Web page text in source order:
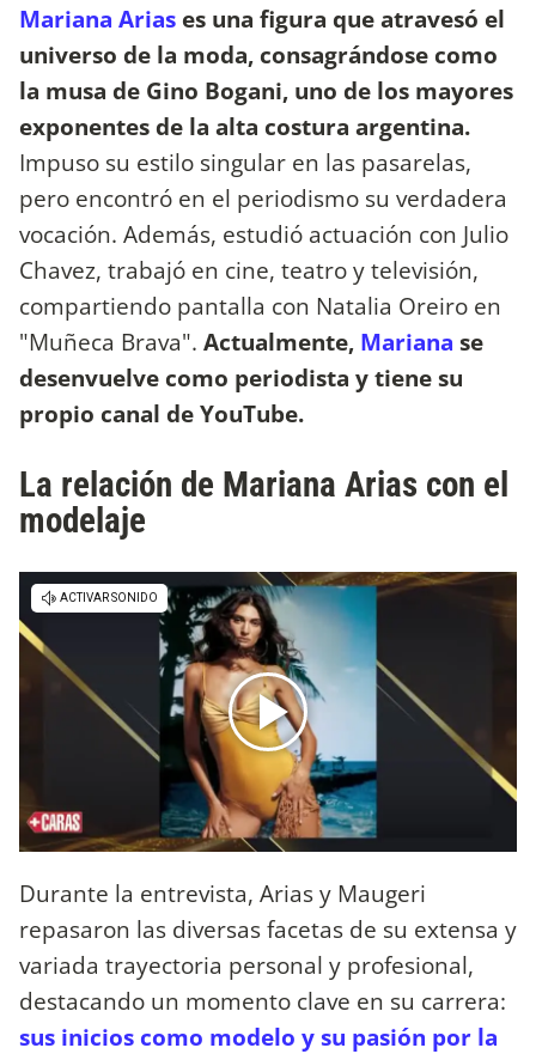
Mariana Arias es una figura que atravesó el
universo de la moda, consagrándose como
la musa de Gino Bogani, uno de los mayores
exponentes de la alta costura argentina.
Impuso su estilo singular en las pasarelas,
pero encontró en el periodismo su verdadera
vocación. Además, estudió actuación con Julio
Chavez, trabajó en cine, teatro y televisión,
compartiendo pantalla con Natalia Oreiro en
"Muñeca Brava". Actualmente, Mariana se
desenvuelve como periodista y tiene su
propio canal de YouTube.
La relación de Mariana Arias con el
modelaje
Durante la entrevista, Arias y Maugeri
repasaron las diversas facetas de su extensa y
variada trayectoria personal y profesional,
destacando un momento clave en su carrera:
sus inicios como modelo y su pasión por la